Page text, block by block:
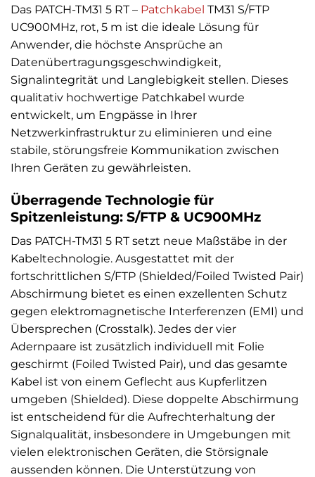
Das PATCH-TM31 5 RT – Patchkabel TM31 S/FTP
UC900MHz, rot, 5 m ist die ideale Lösung für
Anwender, die höchste Ansprüche an
Datenübertragungsgeschwindigkeit,
Signalintegrität und Langlebigkeit stellen. Dieses
qualitativ hochwertige Patchkabel wurde
entwickelt, um Engpässe in Ihrer
Netzwerkinfrastruktur zu eliminieren und eine
stabile, störungsfreie Kommunikation zwischen
Ihren Geräten zu gewährleisten.
Überragende Technologie für
Spitzenleistung: S/FTP & UC900MHz
Das PATCH-TM31 5 RT setzt neue Maßstäbe in der
Kabeltechnologie. Ausgestattet mit der
fortschrittlichen S/FTP (Shielded/Foiled Twisted Pair)
Abschirmung bietet es einen exzellenten Schutz
gegen elektromagnetische Interferenzen (EMI) und
Übersprechen (Crosstalk). Jedes der vier
Adernpaare ist zusätzlich individuell mit Folie
geschirmt (Foiled Twisted Pair), und das gesamte
Kabel ist von einem Geflecht aus Kupferlitzen
umgeben (Shielded). Diese doppelte Abschirmung
ist entscheidend für die Aufrechterhaltung der
Signalqualität, insbesondere in Umgebungen mit
vielen elektronischen Geräten, die Störsignale
aussenden können. Die Unterstützung von